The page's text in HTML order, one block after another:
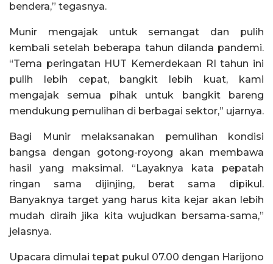
bendera,” tegasnya.
Munir mengajak untuk semangat dan pulih
kembali setelah beberapa tahun dilanda pandemi.
“Tema peringatan HUT Kemerdekaan RI tahun ini
pulih lebih cepat, bangkit lebih kuat, kami
mengajak semua pihak untuk bangkit bareng
mendukung pemulihan di berbagai sektor,” ujarnya.
Bagi Munir melaksanakan pemulihan kondisi
bangsa dengan gotong-royong akan membawa
hasil yang maksimal. “Layaknya kata pepatah
ringan sama dijinjing, berat sama dipikul.
Banyaknya target yang harus kita kejar akan lebih
mudah diraih jika kita wujudkan bersama-sama,”
jelasnya.
Upacara dimulai tepat pukul 07.00 dengan Harijono